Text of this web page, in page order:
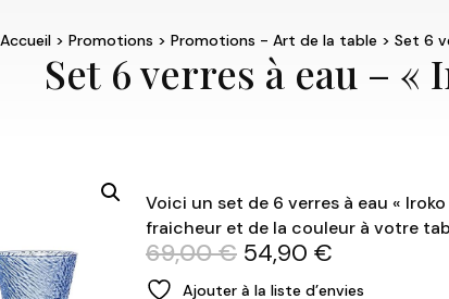
Accueil> Promotions > Promotions - Art de la table> Set 6
Set 6 verres à eau – «
Voici un set de 6 verres à eau «
fraicheur et de la couleur à votre
69,00€ Le
54,90 €
Ajouter à la liste d’envies